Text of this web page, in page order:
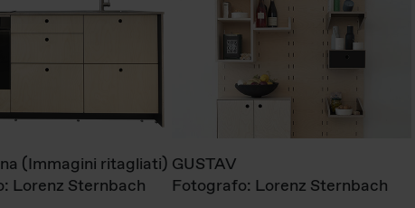
(Immagini ritagliati)
Lorenz Sternbach
GUSTAV
Fotografo: Lorenz Sternbach